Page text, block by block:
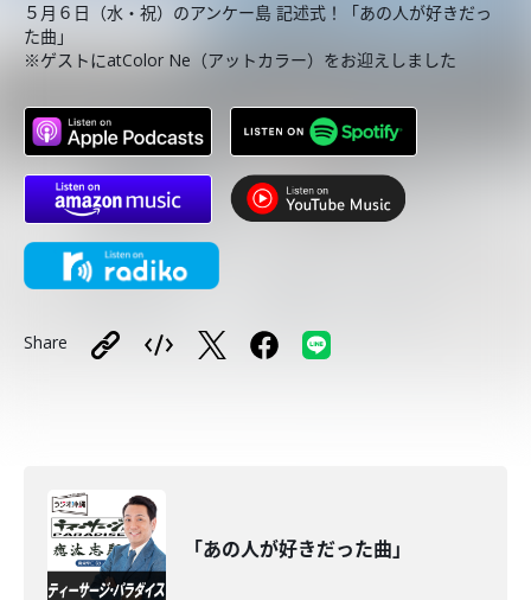
５月６日（水・祝）のアンケー島 記述式！「あの人が好きだっ
た曲」
※ゲストにatColor Ne（アットカラー）をお迎えしました
Share
「あの人が好きだった曲」